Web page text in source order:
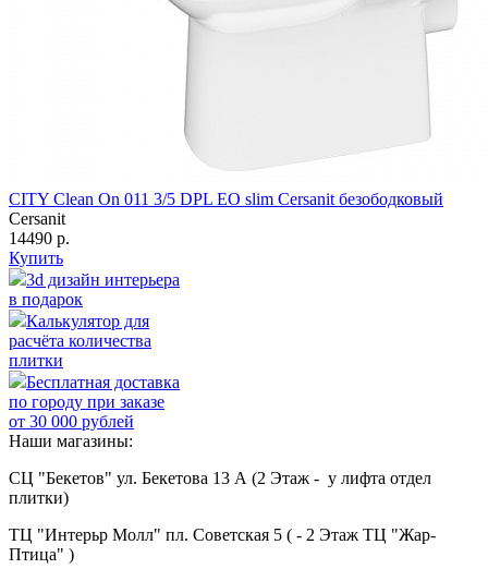
CITY Clean On 011 3/5 DPL EO slim Cersanit безободковый
Cersanit
14490 р.
Купить
3d дизайн интерьера
в подарок
Калькулятор для
расчёта количества
плитки
Бесплатная доставка
по городу при заказе
от 30 000 рублей
Наши магазины:
СЦ "Бекетов" ул. Бекетова 13 А (2 Этаж - у лифта отдел
плитки)
ТЦ "Интерьр Молл" пл. Советская 5 ( - 2 Этаж ТЦ "Жар-
Птица" )